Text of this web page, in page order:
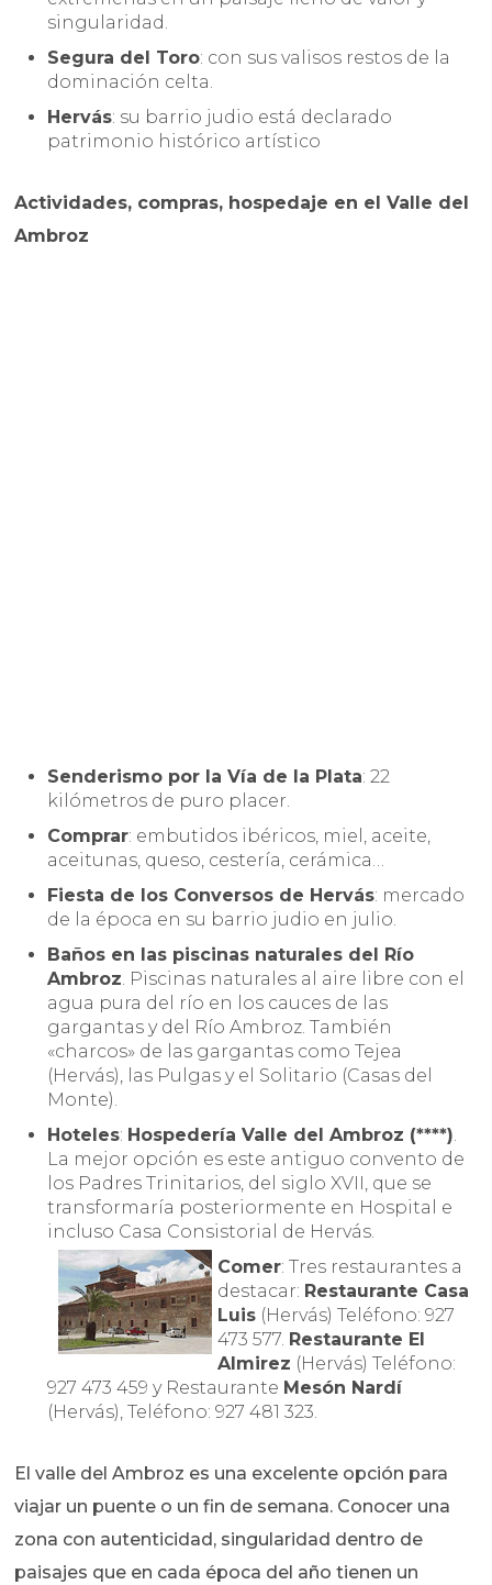
singularidad.
Segura del Toro: con sus valisos restos de la
dominación celta.
Hervás: su barrio judio está declarado
patrimonio histórico artístico
Actividades, compras, hospedaje en el Valle del
Ambroz
Senderismo por la Vía de la Plata: 22
kilómetros de puro placer.
Comprar: embutidos ibéricos, miel, aceite,
aceitunas, queso, cestería, cerámica…
Fiesta de los Conversos de Hervás: mercado
de la época en su barrio judio en julio.
Baños en las piscinas naturales del Río
Ambroz. Piscinas naturales al aire libre con el
agua pura del río en los cauces de las
gargantas y del Río Ambroz. También
«charcos» de las gargantas como Tejea
(Hervás), las Pulgas y el Solitario (Casas del
Monte).
Hoteles: Hospedería Valle del Ambroz (****).
La mejor opción es este antiguo convento de
los Padres Trinitarios, del siglo XVII, que se
transformaría posteriormente en Hospital e
incluso Casa Consistorial de Hervás.
Comer: Tres restaurantes a
destacar: Restaurante Casa
Luis (Hervás) Teléfono: 927
473 577. Restaurante El
Almirez (Hervás) Teléfono:
927 473 459 y Restaurante Mesón Nardí
(Hervás), Teléfono: 927 481 323.
El valle del Ambroz es una excelente opción para
viajar un puente o un fin de semana. Conocer una
zona con autenticidad, singularidad dentro de
paisajes que en cada época del año tienen un